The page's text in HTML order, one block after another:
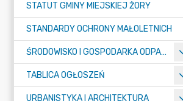
STATUT GMINY MIEJSKIEJ ŻORY
STANDARDY OCHRONY MAŁOLETNICH
ŚRODOWISKO I GOSPODARKA ODPADAMI
TABLICA OGŁOSZEŃ
URBANISTYKA I ARCHITEKTURA